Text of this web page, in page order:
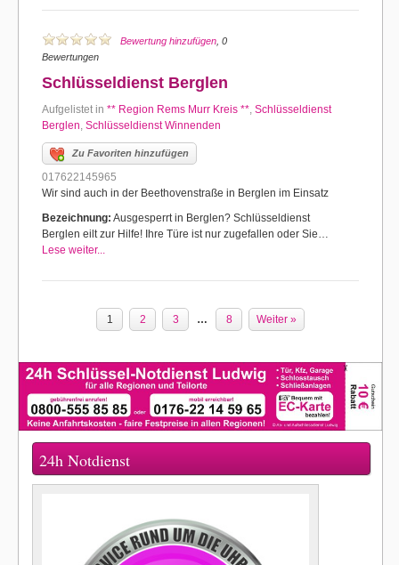
Bewertung hinzufügen , 0
Bewertungen
Schlüsseldienst Berglen
Aufgelistet in ** Region Rems Murr Kreis **, Schlüsseldienst
Berglen, Schlüsseldienst Winnenden
Zu Favoriten hinzufügen
017622145965
Wir sind auch in der Beethovenstraße in Berglen im Einsatz
Bezeichnung: Ausgesperrt in Berglen? Schlüsseldienst
Berglen eilt zur Hilfe! Ihre Türe ist nur zugefallen oder Sie…
Lese weiter...
1 2 3 … 8 Weiter »
24h Notdienst